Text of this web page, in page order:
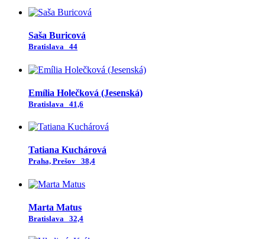
Saša Buricová
Bratislava 44
Emília Holečková (Jesenská)
Bratislava 41,6
Tatiana Kuchárová
Praha, Prešov 38,4
Marta Matus
Bratislava 32,4